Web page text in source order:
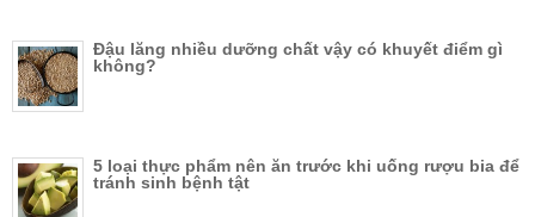
Đậu lăng nhiều dưỡng chất vậy có khuyết điểm gì
không?
5 loại thực phẩm nên ăn trước khi uống rượu bia để
tránh sinh bệnh tật